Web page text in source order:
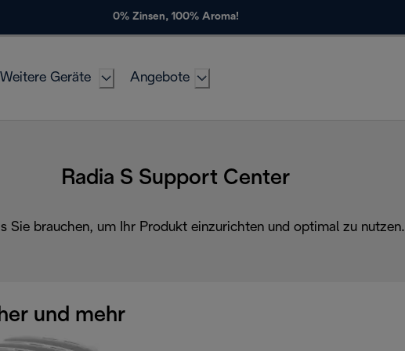
0% Zinsen, 100% Aroma!
Weitere Geräte Angebote
Radia S Support Center
Sie brauchen, um Ihr Produkt einzurichten und optimal zu nutzen.
und mehr